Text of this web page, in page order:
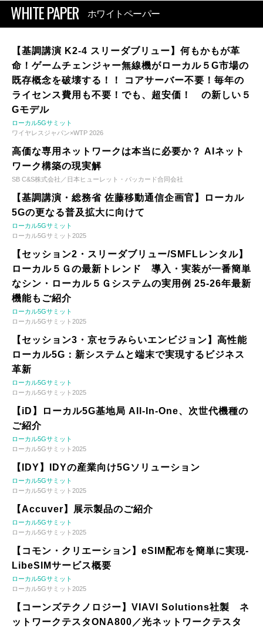
WHITE PAPER ホワイトペーパー
【基調講演 K2-4 スリーダブリュー】何もかもが革
命！ゲームチェンジャー無線機がローカル５G市場の
既存概念を破壊する！！ コアサーバー不要！毎年の
ライセンス費用も不要！でも、超安価！ の新しい５
Gモデル
ローカル5Gサミット
ワイヤレスジャパン×WTP 2026
高価な専用ネットワークは本当に必要か？ AIネット
ワーク構築の現実解
SB C&S株式会社／日本ヒューレット・パッカード合同会社
【基調講演・総務省 佐藤移動通信企画官】ローカル
5Gの更なる普及拡大に向けて
ローカル5Gサミット
ローカル5Gサミット2025
【セッション2・スリーダブリュー/SMFLレンタル】
ローカル５Ｇの最新トレンド 導入・実装が一番簡単
なシン・ローカル５Ｇシステムの実用例 25-26年最新
機能もご紹介
ローカル5Gサミット
ローカル5Gサミット2025
【セッション3・京セラみらいエンビジョン】高性能
ローカル5G：新システムと端末で実現するビジネス
革新
ローカル5Gサミット
ローカル5Gサミット2025
【iD】ローカル5G基地局 All-In-One、次世代機種の
ご紹介
ローカル5Gサミット
ローカル5Gサミット2025
【IDY】IDYの産業向け5Gソリューション
ローカル5Gサミット
ローカル5Gサミット2025
【Accuver】展示製品のご紹介
ローカル5Gサミット
ローカル5Gサミット2025
【コモン・クリエーション】eSIM配布を簡単に実現-
LibeSIMサービス概要
ローカル5Gサミット
ローカル5Gサミット2025
【コーンズテクノロジー】VIAVI Solutions社製 ネ
ットワークテスタONA800／光ネットワークテスタ